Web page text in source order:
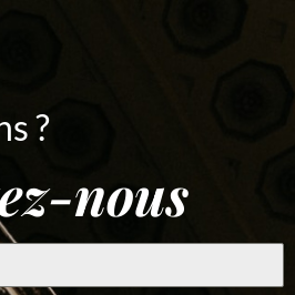
?
nous